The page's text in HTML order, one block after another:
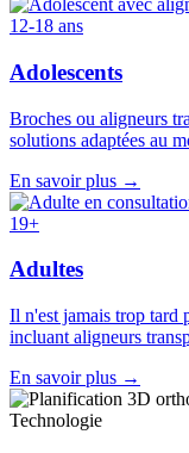
12-18 ans
Adolescents
Broches ou aligneurs
solutions adaptées au
En savoir plus →
19+
Adultes
Il n'est jamais trop tard
incluant aligneurs
En savoir plus →
Technologie